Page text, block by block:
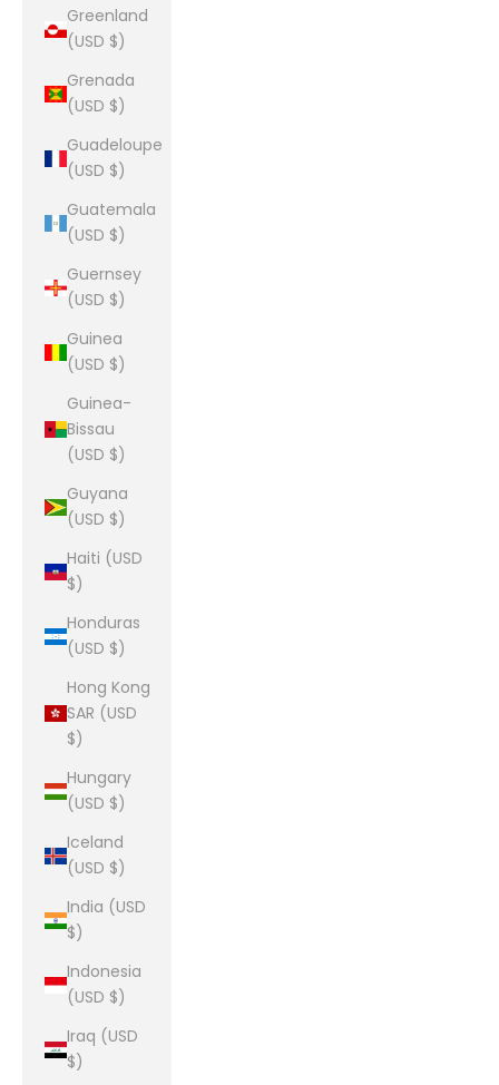
Greenland
(USD $)
Grenada
(USD $)
Guadeloupe
(USD $)
Guatemala
(USD $)
Guernsey
(USD $)
Guinea
(USD $)
Guinea-
Bissau
(USD $)
Guyana
(USD $)
Haiti (USD
$)
Honduras
(USD $)
Hong Kong
SAR (USD
$)
Hungary
(USD $)
Iceland
(USD $)
India (USD
$)
Indonesia
(USD $)
Iraq (USD
$)